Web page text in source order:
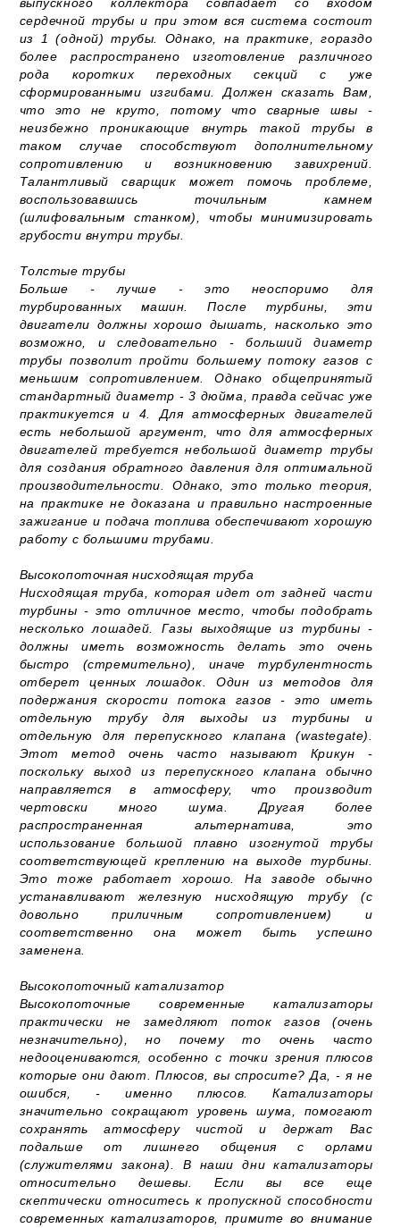
выпускного коллектора совпадает со входом
сердечной трубы и при этом вся система состоит
из 1 (одной) трубы. Однако, на практике, гораздо
более распространено изготовление различного
рода коротких переходных секций с уже
сформированными изгибами. Должен сказать Вам,
что это не круто, потому что сварные швы -
неизбежно проникающие внутрь такой трубы в
таком случае способствуют дополнительному
сопротивлению и возникновению завихрений.
Талантливый сварщик может помочь проблеме,
воспользовавшись точильным камнем
(шлифовальным станком), чтобы минимизировать
грубости внутри трубы.
Толстые трубы
Больше - лучше - это неоспоримо для
турбированных машин. После турбины, эти
двигатели должны хорошо дышать, насколько это
возможно, и следовательно - больший диаметр
трубы позволит пройти большему потоку газов с
меньшим сопротивлением. Однако общепринятый
стандартный диаметр - 3 дюйма, правда сейчас уже
практикуется и 4. Для атмосферных двигателей
есть небольшой аргумент, что для атмосферных
двигателей требуется небольшой диаметр трубы
для создания обратного давления для оптимальной
производительности. Однако, это только теория,
на практике не доказана и правильно настроенные
зажигание и подача топлива обеспечивают хорошую
работу с большими трубами.
Высокопоточная нисходящая труба
Нисходящая труба, которая идет от задней части
турбины - это отличное место, чтобы подобрать
несколько лошадей. Газы выходящие из турбины -
должны иметь возможность делать это очень
быстро (стремительно), иначе турбулентность
отберет ценных лошадок. Один из методов для
подержания скорости потока газов - это иметь
отдельную трубу для выходы из турбины и
отдельную для перепускного клапана (wastegate).
Этот метод очень часто называют Крикун -
поскольку выход из перепускного клапана обычно
направляется в атмосферу, что производит
чертовски много шума. Другая более
распространенная альтернатива, это
использование большой плавно изогнутой трубы
соответствующей креплению на выходе турбины.
Это тоже работает хорошо. На заводе обычно
устанавливают железную нисходящую трубу (с
довольно приличным сопротивлением) и
соответственно она может быть успешно
заменена.
Высокопоточный катализатор
Высокопоточные современные катализаторы
практически не замедляют поток газов (очень
незначительно), но почему то очень часто
недооцениваются, особенно с точки зрения плюсов
которые они дают. Плюсов, вы спросите? Да, - я не
ошибся, - именно плюсов. Катализаторы
значительно сокращают уровень шума, помогают
сохранять атмосферу чистой и держат Вас
подальше от лишнего общения с орлами
(служителями закона). В наши дни катализаторы
относительно дешевы. Если вы все еще
скептически относитесь к пропускной способности
современных катализаторов, примите во внимание